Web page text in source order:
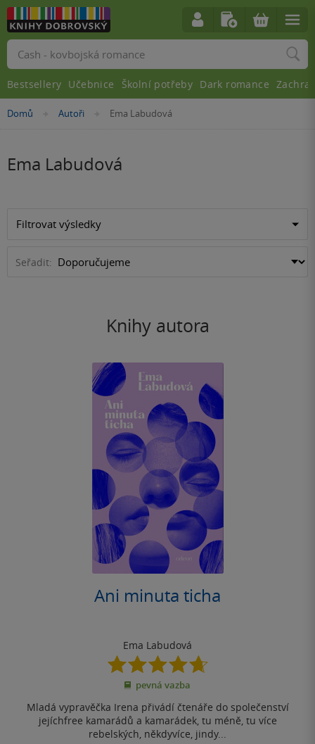
Nacházíte
Domů »Autoři »
Ema Labudová
Ema Labudová
Filtrovat výsledky
Seřadit:
Knihy autora
Ani minuta ticha
Ema Labudová
4.7
z
5
pevná vazba
Mladá vypravěčka Irena přivádí čtenáře do společenství
jejíchfree kamarádů a kamarádek, tu méně, tu více
rebelských, někdyvíce, jindy...
Vyhledávání
Bestsellery Učebnice Školní potřeby Dark romance